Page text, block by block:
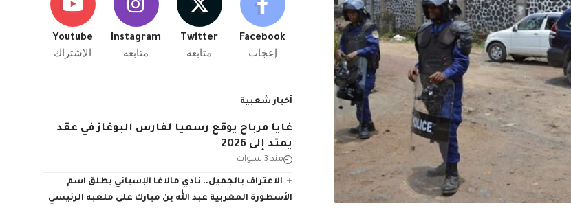
Facebook
إعجاب
Twitter
متابعة
Instagram
متابعة
Youtube
الإشتراك
أخبار شعبية
غايا مرباح يوقع رسميا لفارس البوغاز في عقد
يمتد إلى 2026
منذ 3 سنوات
الاعتراف بالجميل.. نادي مالاغا الإسباني يطلق اسم
الأسطورة المغربية عبد الله بن مبارك على ملعبه الرئيسي